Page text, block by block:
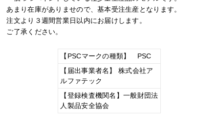
あまり在庫がありませので、基本受注生産となります。
注文より３週間営業日以内にお届けします。
ご了承ください。
【PSCマークの種類】 PSC
【届出事業者名】 株式会社ア
ルファテック
【登録検査機関名】一般財団法
人製品安全協会